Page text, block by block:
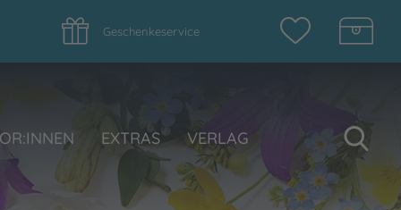
Geschenkeservice
EXTRAS VERLAG